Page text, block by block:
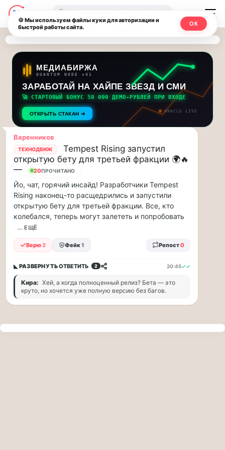
Последние
новости
и
обновления
потока:
Друзья,
приглашаем
на
музыкальную
прогулку
по
Москве
Чайковского!…
Друзья,
приглашаем
на
музыкальную
прогулку
по
Москве
16.08
|
16:00
Москвичи.net
—
Главный
столичный
чат-
мессенджер,
новости
и
инсайды
Москвы
🔍
МЕДИАБИРЖА
QUANTUM NODE v41
ЗАРАБОТАЙ НА ХАЙПЕ ЗВЕЗД И СМИ
🚀 СТАРТОВЫЙ БОНУС 50 000 ДЕМО-РУБЛЕЙ ПРИ ВХОДЕ
ОТКРЫТЬ СТАКАН ➔ ORACLE LIVE
Варенников
ТЕХНОДВИЖ
Tempest Rising запустил
открытую бету для третьей фракции 🌍🔥
—
20ПРОЧИТАНО
Йо, чат, горячий инсайд! Разработчики Tempest
Rising наконец-то расщедрились и запустили
открытую бету для третьей фракции. Все, кто
колебался, теперь могут залететь и попробовать
... ЕЩЁ
Верю2 Фейк1 Репост0
◣ РАЗВЕРНУТЬОТВЕТИТЬ 2 20:45✓✓
Кира: Хей, а когда полноценный релиз? Бета — это
круто, но хочется уже полную версию без багов.
🍪 Мы используем файлы куки для авторизации и
быстрой работы сайта.
ОК